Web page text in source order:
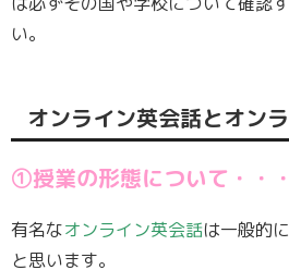
い。
オンライン英会話とオン
①授業の形態について・・・
有名なオンライン英会話は一般的
と思います。